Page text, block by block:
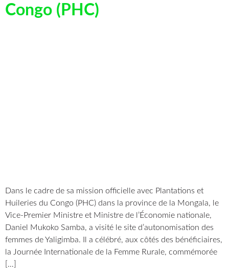
Congo (PHC)
Dans le cadre de sa mission officielle avec Plantations et
Huileries du Congo (PHC) dans la province de la Mongala, le
Vice-Premier Ministre et Ministre de l’Économie nationale,
Daniel Mukoko Samba, a visité le site d’autonomisation des
femmes de Yaligimba. Il a célébré, aux côtés des bénéficiaires,
la Journée Internationale de la Femme Rurale, commémorée
[…]